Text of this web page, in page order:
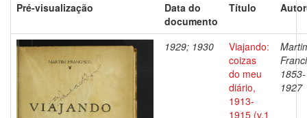
Pré-visualização
Data do
documento
Título
1929; 1930
Viajando:
coizas
do meu
diário,
1913-
1915 (v.1
1853-
1927